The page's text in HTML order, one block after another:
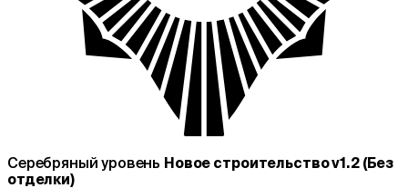
Серебряный уровень Новое строительство v1.2 (Без
отделки)